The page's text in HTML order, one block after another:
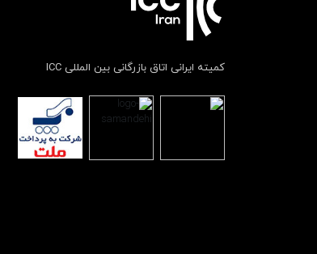
کمیته ایرانی اتاق بازرگانی بین المللی ICC